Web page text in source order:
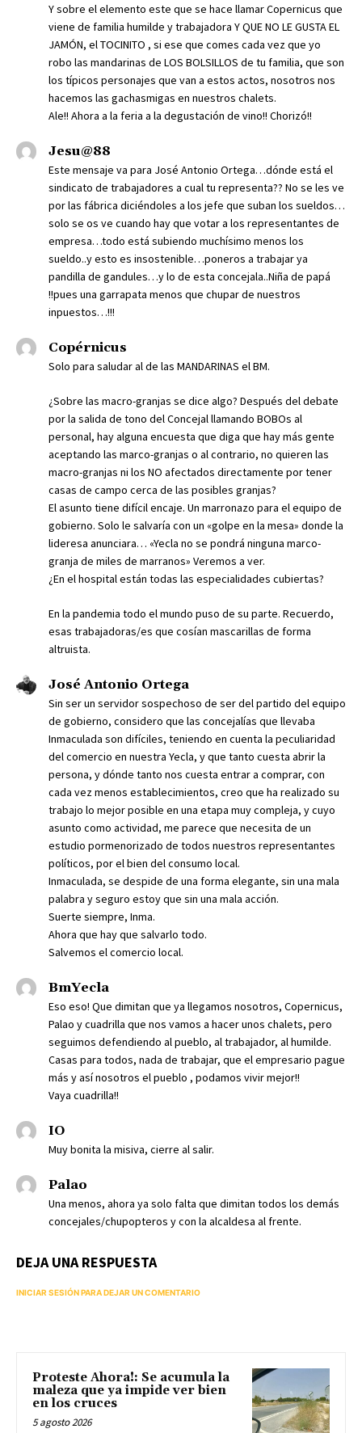
Y sobre el elemento este que se hace llamar Copernicus que
viene de familia humilde y trabajadora Y QUE NO LE GUSTA EL
JAMÓN, el TOCINITO , si ese que comes cada vez que yo
robo las mandarinas de LOS BOLSILLOS de tu familia, que son
los típicos personajes que van a estos actos, nosotros nos
hacemos las gachasmigas en nuestros chalets.
Ale!! Ahora a la feria a la degustación de vino!! Chorizó!!
Jesu@88
Este mensaje va para José Antonio Ortega…dónde está el
sindicato de trabajadores a cual tu representa?? No se les ve
por las fábrica diciéndoles a los jefe que suban los sueldos…
solo se os ve cuando hay que votar a los representantes de
empresa…todo está subiendo muchísimo menos los
sueldo..y esto es insostenible…poneros a trabajar ya
pandilla de gandules…y lo de esta concejala..Niña de papá
!!pues una garrapata menos que chupar de nuestros
inpuestos…!!!
Copérnicus
Solo para saludar al de las MANDARINAS el BM.
¿Sobre las macro-granjas se dice algo? Después del debate
por la salida de tono del Concejal llamando BOBOs al
personal, hay alguna encuesta que diga que hay más gente
aceptando las marco-granjas o al contrario, no quieren las
macro-granjas ni los NO afectados directamente por tener
casas de campo cerca de las posibles granjas?
El asunto tiene difícil encaje. Un marronazo para el equipo de
gobierno. Solo le salvaría con un «golpe en la mesa» donde la
lideresa anunciara… «Yecla no se pondrá ninguna marco-
granja de miles de marranos» Veremos a ver.
¿En el hospital están todas las especialidades cubiertas?
En la pandemia todo el mundo puso de su parte. Recuerdo,
esas trabajadoras/es que cosían mascarillas de forma
altruista.
José Antonio Ortega
Sin ser un servidor sospechoso de ser del partido del equipo
de gobierno, considero que las concejalías que llevaba
Inmaculada son difíciles, teniendo en cuenta la peculiaridad
del comercio en nuestra Yecla, y que tanto cuesta abrir la
persona, y dónde tanto nos cuesta entrar a comprar, con
cada vez menos establecimientos, creo que ha realizado su
trabajo lo mejor posible en una etapa muy compleja, y cuyo
asunto como actividad, me parece que necesita de un
estudio pormenorizado de todos nuestros representantes
políticos, por el bien del consumo local.
Inmaculada, se despide de una forma elegante, sin una mala
palabra y seguro estoy que sin una mala acción.
Suerte siempre, Inma.
Ahora que hay que salvarlo todo.
Salvemos el comercio local.
BmYecla
Eso eso! Que dimitan que ya llegamos nosotros, Copernicus,
Palao y cuadrilla que nos vamos a hacer unos chalets, pero
seguimos defendiendo al pueblo, al trabajador, al humilde.
Casas para todos, nada de trabajar, que el empresario pague
más y así nosotros el pueblo , podamos vivir mejor!!
Vaya cuadrilla!!
IO
Muy bonita la misiva, cierre al salir.
Palao
Una menos, ahora ya solo falta que dimitan todos los demás
concejales/chupopteros y con la alcaldesa al frente.
DEJA UNA RESPUESTA
INICIAR SESIÓN PARA DEJAR UN COMENTARIO
Proteste Ahora!: Se acumula la
maleza que ya impide ver bien
en los cruces
5 agosto 2026